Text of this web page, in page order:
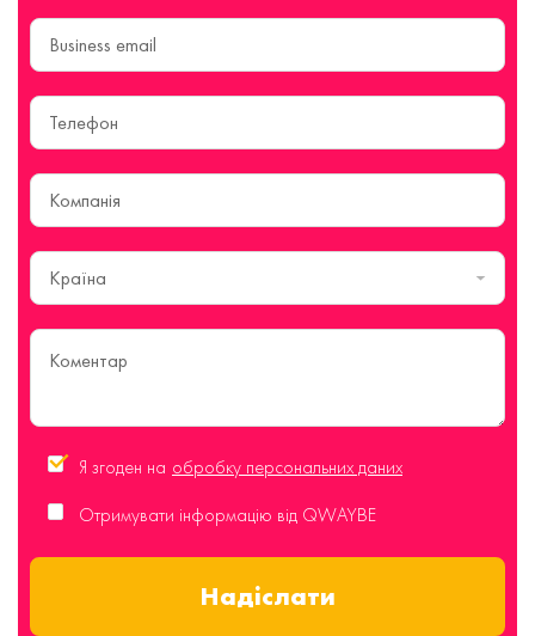
Країна
Я згоден на обробку персональних даних
Отримувати інформацію від QWAYBE
Надіслати